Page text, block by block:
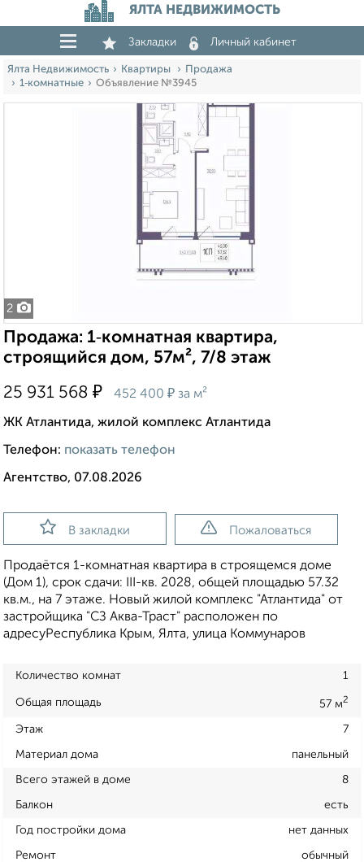
ЯЛТА НЕДВИЖИМОСТЬ
Закладки Личный кабинет
Ялта Недвижимость Квартиры
Продажа
1‑комнатные
Объявление №3945
2
Продажа: 1‑комнатная квартира,
строящийся дом, 57м², 7/8 этаж
25 931 568 ₽ 452 400 ₽ за м²
ЖК Атлантида, жилой комплекс Атлантида
Телефон: показать телефон
Агентство, 07.08.2026
В закладки Пожаловаться
Продаётся 1-комнатная квартира в строящемся доме
(Дом 1), срок сдачи: III-кв. 2028, общей площадью 57.32
кв.м., на 7 этаже. Новый жилой комплекс "Атлантида" от
застройщика "СЗ Аква-Траст" расположен по
адресуРеспублика Крым, Ялта, улица Коммунаров
Количество комнат 1
Общая площадь 57 м2
Этаж 7
Материал дома панельный
Всего этажей в доме 8
Балкон есть
Год постройки дома нет данных
Ремонт обычный